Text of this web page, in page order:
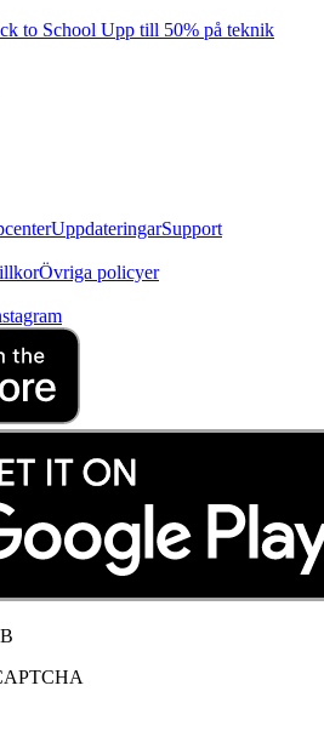
to School Upp till 50% på teknik
UppdateringarSupport
Övriga policyer